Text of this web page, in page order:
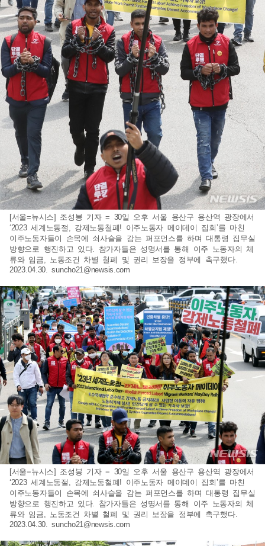
[서울=뉴시스] 조성봉 기자 = 30일 오후 서울 용산구 용산역 광장에서
‘2023 세계노동절, 강제노동철폐! 이주노동자 메이데이 집회’를 마친
이주노동자들이 손목에 쇠사슬을 감는 퍼포먼스를 하며 대통령 집무실
방향으로 행진하고 있다. 참가자들은 성명서를 통해 이주 노동자의 체
류와 임금, 노동조건 차별 철폐 및 권리 보장을 정부에 촉구했다.
2023.04.30.suncho21@newsis.com
[서울=뉴시스] 조성봉 기자 = 30일 오후 서울 용산구 용산역 광장에서
‘2023 세계노동절, 강제노동철폐! 이주노동자 메이데이 집회’를 마친
이주노동자들이 손목에 쇠사슬을 감는 퍼포먼스를 하며 대통령 집무실
방향으로 행진하고 있다. 참가자들은 성명서를 통해 이주 노동자의 체
류와 임금, 노동조건 차별 철폐 및 권리 보장을 정부에 촉구했다.
2023.04.30.suncho21@newsis.com